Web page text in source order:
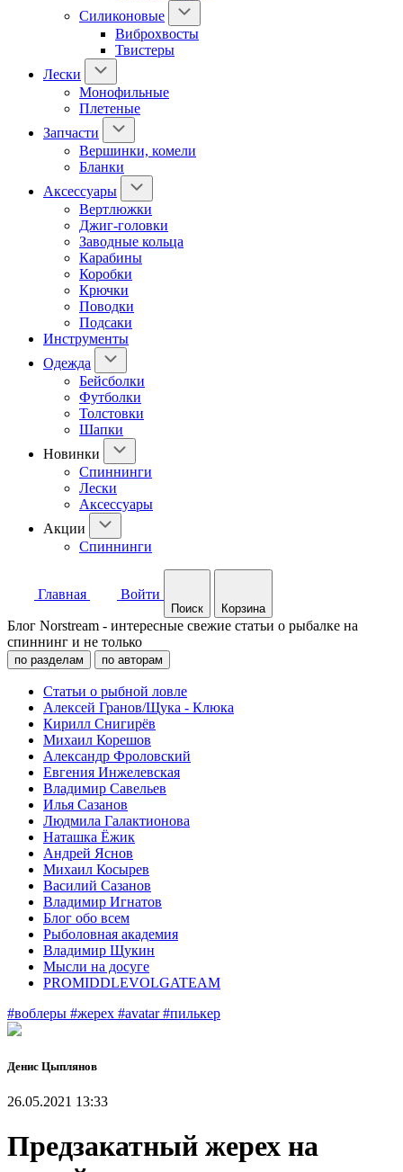
Силиконовые
Виброхвосты
Твистеры
Лески
Монофильные
Плетеные
Запчасти
Вершинки, комели
Бланки
Аксессуары
Вертлюжки
Джиг-головки
Заводные кольца
Карабины
Коробки
Крючки
Поводки
Подсаки
Инструменты
Одежда
Бейсболки
Футболки
Толстовки
Шапки
Новинки
Спиннинги
Лески
Аксессуары
Акции
Спиннинги
Главная Войти
Поиск Корзина
Блог Norstream - интересные свежие статьи о рыбалке на
спиннинг и не только
по разделам по авторам
Статьи о рыбной ловле
Алексей Гранов/Щука - Клюка
Кирилл Снигирёв
Михаил Корешов
Александр Фроловский
Евгения Инжелевская
Владимир Савельев
Илья Сазанов
Людмила Галактионова
Наташка Ёжик
Андрей Яснов
Михаил Косырев
Василий Сазанов
Владимир Игнатов
Блог обо всем
Рыболовная академия
Владимир Щукин
Мысли на досуге
PROMIDDLEVOLGATEAM
#воблеры #жерех #avatar#пилькер
Денис Цыплянов
26.05.2021 13:33
Предзакатный жерех на